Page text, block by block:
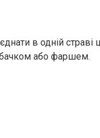
в одній страві
або фаршем.